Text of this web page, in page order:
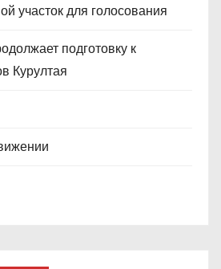
участок для голосования
подготовку к
Курултая